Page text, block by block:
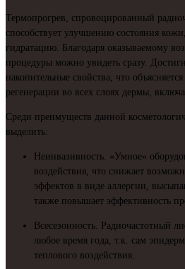
Термопрогрев, спровоцированный
способствует улучшению состояния
гидратацию. Благодаря оказываемому
процедуры можно увидеть сразу.
накопительные свойства, что
регенерации во всех слоях дермы,
Среди преимуществ данной
выделить:
Неинвазивность. «Умное»
воздействия, что снижает
эффектов в виде аллергии,
также повышает эффективность
Всесезонность. Радиочастотный
любое время года, т.к. сам
теплового воздействия.